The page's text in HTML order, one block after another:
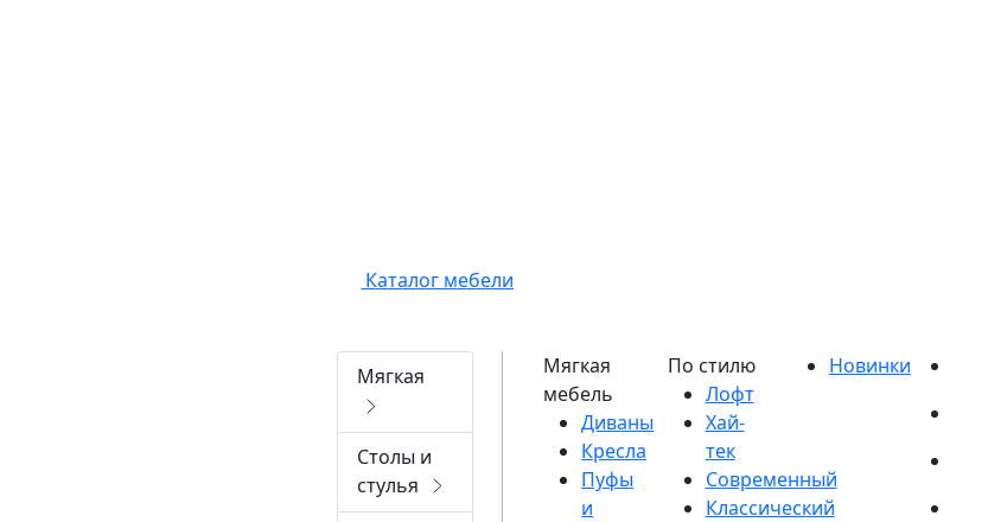
Каталог мебели
Мягкая
Столы и
стулья
Диваны
Кресла
Пуфы
и